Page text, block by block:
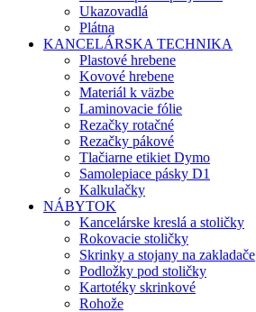
Ukazovadlá
Plátna
KANCELÁRSKA TECHNIKA
Plastové hrebene
Kovové hrebene
Materiál k väzbe
Laminovacie fólie
Rezačky rotačné
Rezačky pákové
Tlačiarne etikiet Dymo
Samolepiace pásky D1
Kalkulačky
NÁBYTOK
Kancelárske kreslá a stoličky
Rokovacie stoličky
Skrinky a stojany na zakladače
Podložky pod stoličky
Kartotéky skrinkové
Rohože